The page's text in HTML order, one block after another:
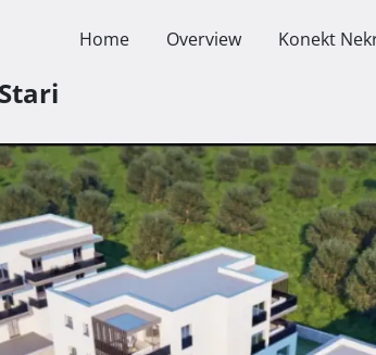
Home Overview Konekt